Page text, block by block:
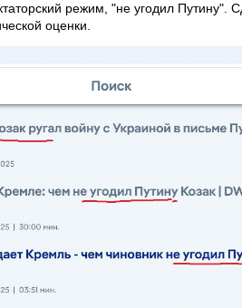
режим, "не угодил Путину".
оценки.